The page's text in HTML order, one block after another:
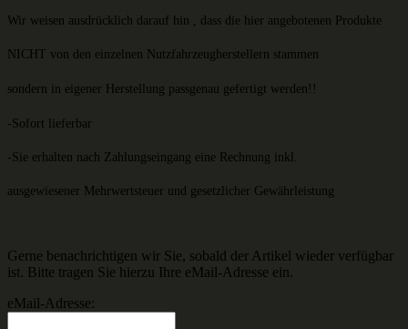
Wir weisen ausdrücklich darauf hin , dass die hier angebotenen Produkte
NICHT von den einzelnen Nutzfahrzeugherstellern stammen
sondern in eigener Herstellung passgenau gefertigt werden!!
-Sofort lieferbar
-Sie erhalten nach Zahlungseingang eine Rechnung inkl.
ausgewiesener Mehrwertsteuer und gesetzlicher Gewährleistung
Gerne benachrichtigen wir Sie, sobald der Artikel wieder verfügbar
ist. Bitte tragen Sie hierzu Ihre eMail-Adresse ein.
eMail-Adresse: